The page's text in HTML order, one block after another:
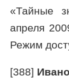
«Тайные
апреля
Режим
[388]